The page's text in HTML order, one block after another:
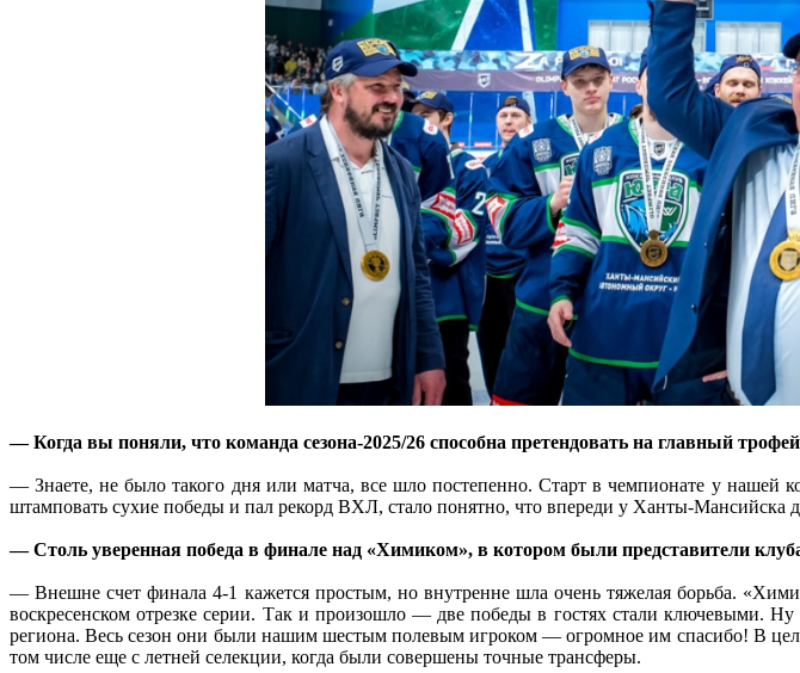
— Когда вы поняли, что команда сезона-2025/26 способна претендовать на главный
— Знаете, не было такого дня или матча, все шло постепенно. Старт в чемпионате у
штамповать сухие победы и пал рекорд ВХЛ, стало понятно, что впереди у Ханты-Мансийска
— Столь уверенная победа в финале над «Химиком», в котором были представители
— Внешне счет финала 4-1 кажется простым, но внутренне шла очень тяжелая борьба.
воскресенском отрезке серии. Так и произошло — две победы в гостях стали ключевыми.
региона. Весь сезон они были нашим шестым полевым игроком — огромное им спасибо! В
том числе еще с летней селекции, когда были совершены точные трансферы.